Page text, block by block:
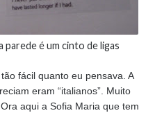
parede é um cinto de ligas
fácil quanto eu pensava. A
eram “italianos”. Muito
aqui a Sofia Maria que tem